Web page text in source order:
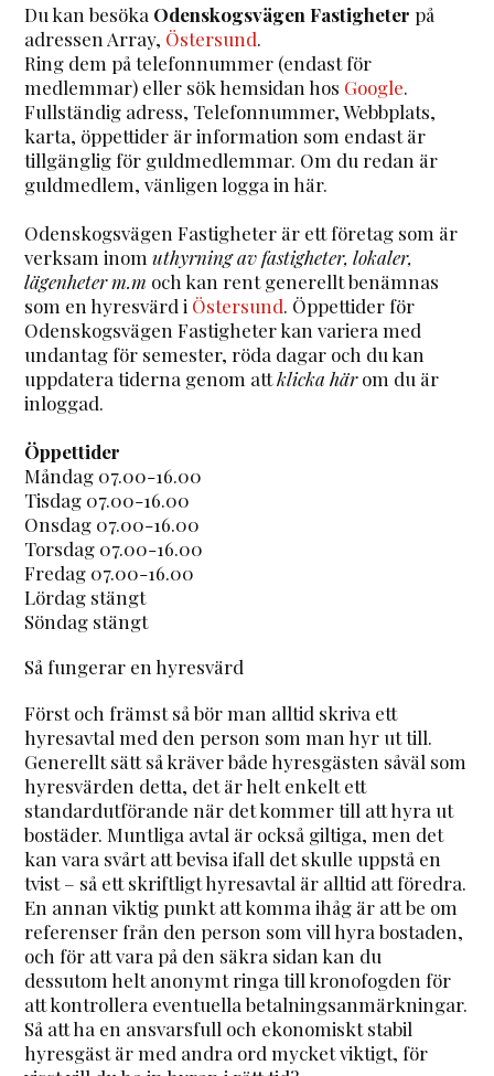
Du kan besöka Odenskogsvägen Fastigheter på
adressen Array, Östersund.
Ring dem på telefonnummer (endast för
medlemmar) eller sök hemsidan hos Google.
Fullständig adress, Telefonnummer, Webbplats,
karta, öppettider är information som endast är
tillgänglig för guldmedlemmar. Om du redan är
guldmedlem, vänligen logga in här.
Odenskogsvägen Fastigheter är ett företag som är
verksam inomuthyrning av fastigheter, lokaler,
lägenheter m.m och kan rent generellt benämnas
som en hyresvärd i Östersund. Öppettider för
Odenskogsvägen Fastigheter kan variera med
undantag för semester, röda dagar och du kan
uppdatera tiderna genom attklicka härom du är
inloggad.
Öppettider
Måndag 07.00-16.00
Tisdag 07.00-16.00
Onsdag 07.00-16.00
Torsdag 07.00-16.00
Fredag 07.00-16.00
Lördag stängt
Söndag stängt
Så fungerar en hyresvärd
Först och främst så bör man alltid skriva ett
hyresavtal med den person som man hyr ut till.
Generellt sätt så kräver både hyresgästen såväl som
hyresvärden detta, det är helt enkelt ett
standardutförande när det kommer till att hyra ut
bostäder. Muntliga avtal är också giltiga, men det
kan vara svårt att bevisa ifall det skulle uppstå en
tvist – så ett skriftligt hyresavtal är alltid att föredra.
En annan viktig punkt att komma ihåg är att be om
referenser från den person som vill hyra bostaden,
och för att vara på den säkra sidan kan du
dessutom helt anonymt ringa till kronofogden för
att kontrollera eventuella betalningsanmärkningar.
Så att ha en ansvarsfull och ekonomiskt stabil
hyresgäst är med andra ord mycket viktigt, för